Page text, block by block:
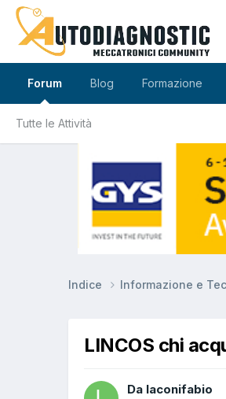
Forum
Tutte le Attività
Blog Formazione
Indice Informazione e
LINCOS chi
Da laconifabio